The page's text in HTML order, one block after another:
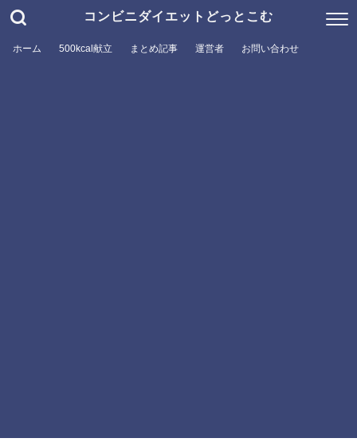
コンビニダイエットどっとこむ
ホーム 500kcal献立 まとめ記事 運営者 お問い合わせ